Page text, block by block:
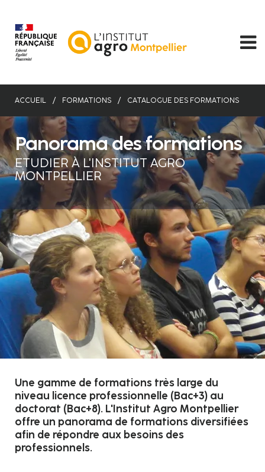
contenu
principal
ACCUEIL FORMATIONS CATALOGUE DES FORMATIONS
Panorama des formations
ETUDIER À L'INSTITUT AGRO
MONTPELLIER
Une gamme de formations très large du
niveau licence professionnelle (Bac+3) au
doctorat (Bac+8). L'Institut Agro Montpellier
offre un panorama de formations diversifiées
afin de répondre aux besoins des
professionnels.